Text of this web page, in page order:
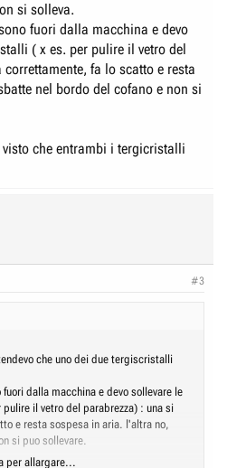
si solleva.
fuori dalla macchina e devo
( x es. per pulire il vetro del
fa lo scatto e resta
nel bordo del cofano e non si
che entrambi i tergicristalli
#3
che uno dei due tergiscristalli
dalla macchina e devo sollevare le
il vetro del parabrezza) : una si
e resta sospesa in aria. l'altra no,
si puo sollevare.
per allargare...